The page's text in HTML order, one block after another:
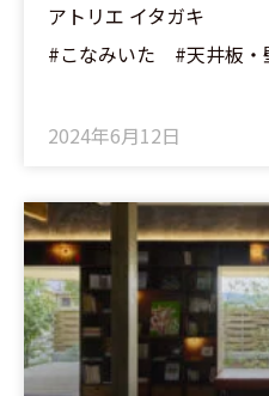
アトリエ イタガキ
#こなみいた #天井板・
2024年6月12日